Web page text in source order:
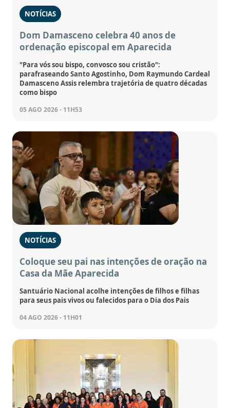
NOTÍCIAS
Dom Damasceno celebra 40 anos de
ordenação episcopal em Aparecida
"Para vós sou bispo, convosco sou cristão":
parafraseando Santo Agostinho, Dom Raymundo Cardeal
Damasceno Assis relembra trajetória de quatro décadas
como bispo
05 AGO 2026 - 11H53
NOTÍCIAS
Coloque seu pai nas intenções de oração na
Casa da Mãe Aparecida
Santuário Nacional acolhe intenções de filhos e filhas
para seus pais vivos ou falecidos para o Dia dos Pais
04 AGO 2026 - 11H01